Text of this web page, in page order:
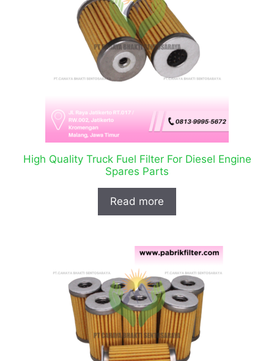
High Quality Truck Fuel Filter For Diesel Engine
Spares Parts
Read more